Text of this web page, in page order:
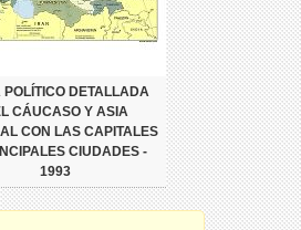
POLÍTICO DETALLADA
CÁUCASO Y ASIA
CON LAS CAPITALES
CIUDADES -
1993